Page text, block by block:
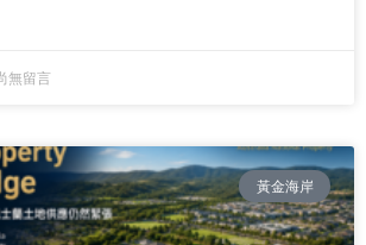
無留言
黃金海岸